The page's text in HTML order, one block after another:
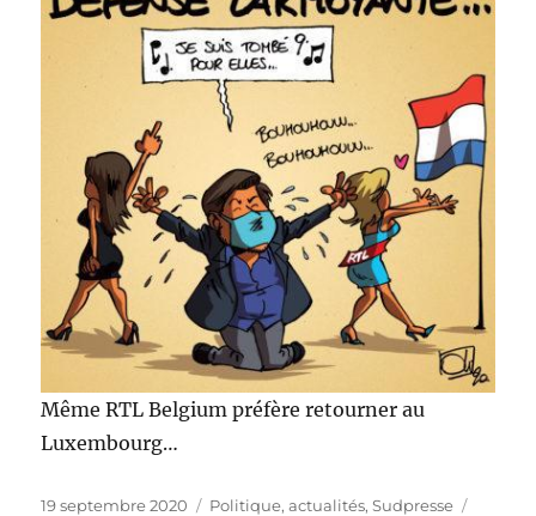
Même RTL Belgium préfère retourner au
Luxembourg…
Publié
19 septembre 2020 Catégories
Politique, actualités,Sudpresse